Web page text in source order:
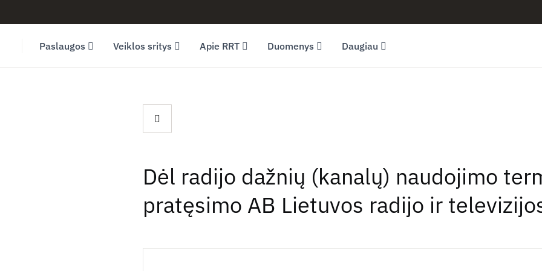
Paslaugos Veiklos sritys Apie RRT Duomenys Daugiau
Dėl radijo dažnių (kanalų) naudojimo
pratęsimo AB Lietuvos radijo ir